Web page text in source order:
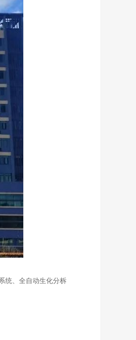
统、全自动生化分柝